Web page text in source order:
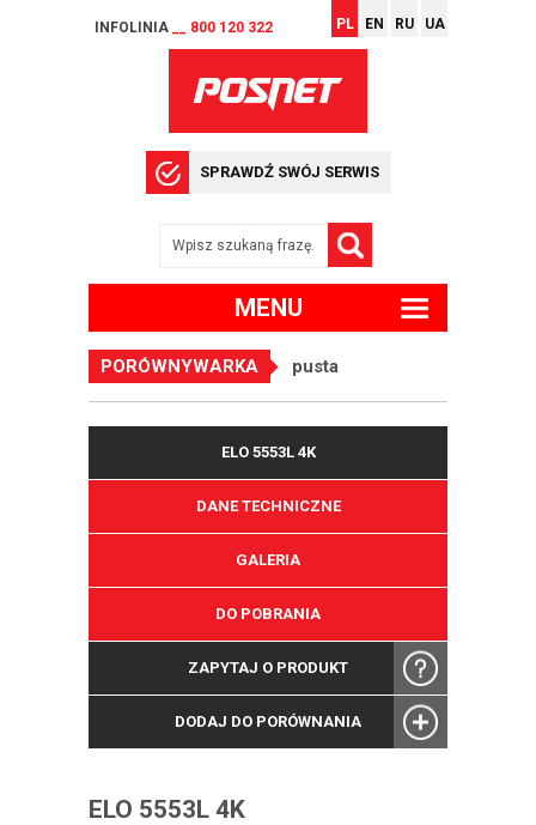
INFOLINIA __ 800 120 322 PL EN RU UA
SPRAWDŹ SWÓJ SERWIS
MENU
PORÓWNYWARKA pusta
ELO 5553L 4K
DANE TECHNICZNE
GALERIA
DO POBRANIA
ZAPYTAJ O PRODUKT
DODAJ DO PORÓWNANIA
ELO 5553L 4K